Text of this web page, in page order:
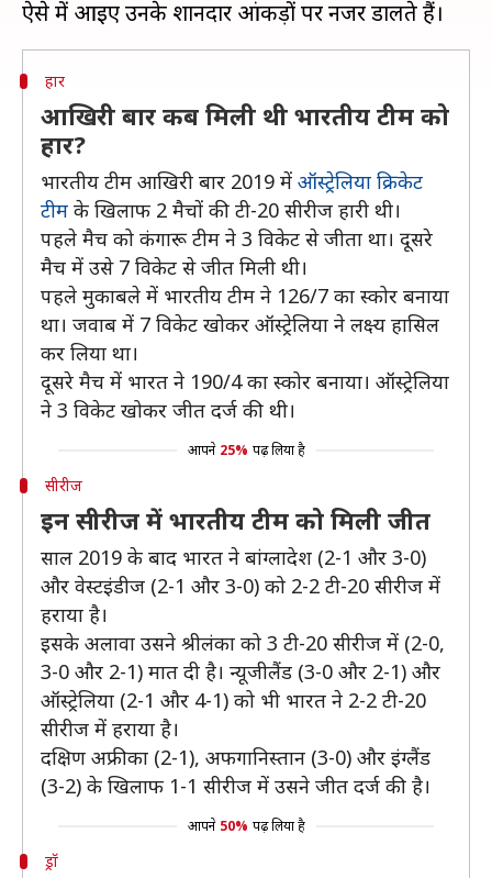
हार
आखिरी बार कब मिली थी भारतीय टीम को
हार?
भारतीय टीम आखिरी बार 2019 में ऑस्ट्रेलिया क्रिकेट
टीम के खिलाफ 2 मैचों की टी-20 सीरीज हारी थी।
पहले मैच को कंगारू टीम ने 3 विकेट से जीता था। दूसरे
मैच में उसे 7 विकेट से जीत मिली थी।
पहले मुकाबले में भारतीय टीम ने 126/7 का स्कोर बनाया
था। जवाब में 7 विकेट खोकर ऑस्ट्रेलिया ने लक्ष्य हासिल
कर लिया था।
दूसरे मैच में भारत ने 190/4 का स्कोर बनाया। ऑस्ट्रेलिया
ने 3 विकेट खोकर जीत दर्ज की थी।
आपने 25% पढ़ लिया है
सीरीज
इन सीरीज में भारतीय टीम को मिली जीत
साल 2019 के बाद भारत ने बांग्लादेश (2-1 और 3-0)
और वेस्टइंडीज (2-1 और 3-0) को 2-2 टी-20 सीरीज में
हराया है।
इसके अलावा उसने श्रीलंका को 3 टी-20 सीरीज में (2-0,
3-0 और 2-1) मात दी है। न्यूजीलैंड (3-0 और 2-1) और
ऑस्ट्रेलिया (2-1 और 4-1) को भी भारत ने 2-2 टी-20
सीरीज में हराया है।
दक्षिण अफ्रीका (2-1), अफगानिस्तान (3-0) और इंग्लैंड
(3-2) के खिलाफ 1-1 सीरीज में उसने जीत दर्ज की है।
आपने 50% पढ़ लिया है
ड्रॉ